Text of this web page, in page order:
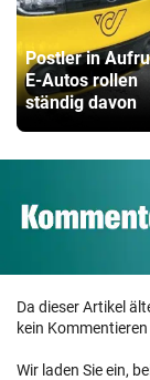
Postler in
E-Autos rollen
ständig davon
Da dieser Artikel
kein
Wir laden Sie ein,